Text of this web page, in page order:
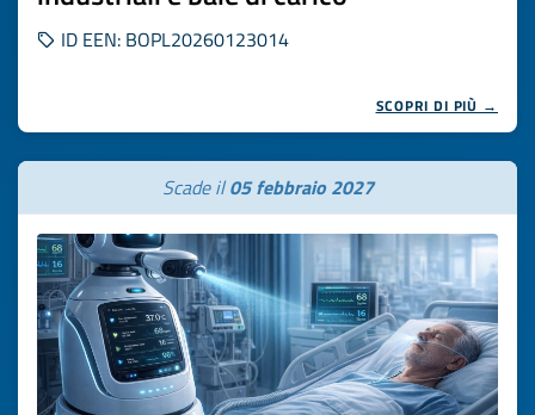
ID EEN: BOPL20260123014
SCOPRI DI PIÙ →
Scade il05 febbraio 2027